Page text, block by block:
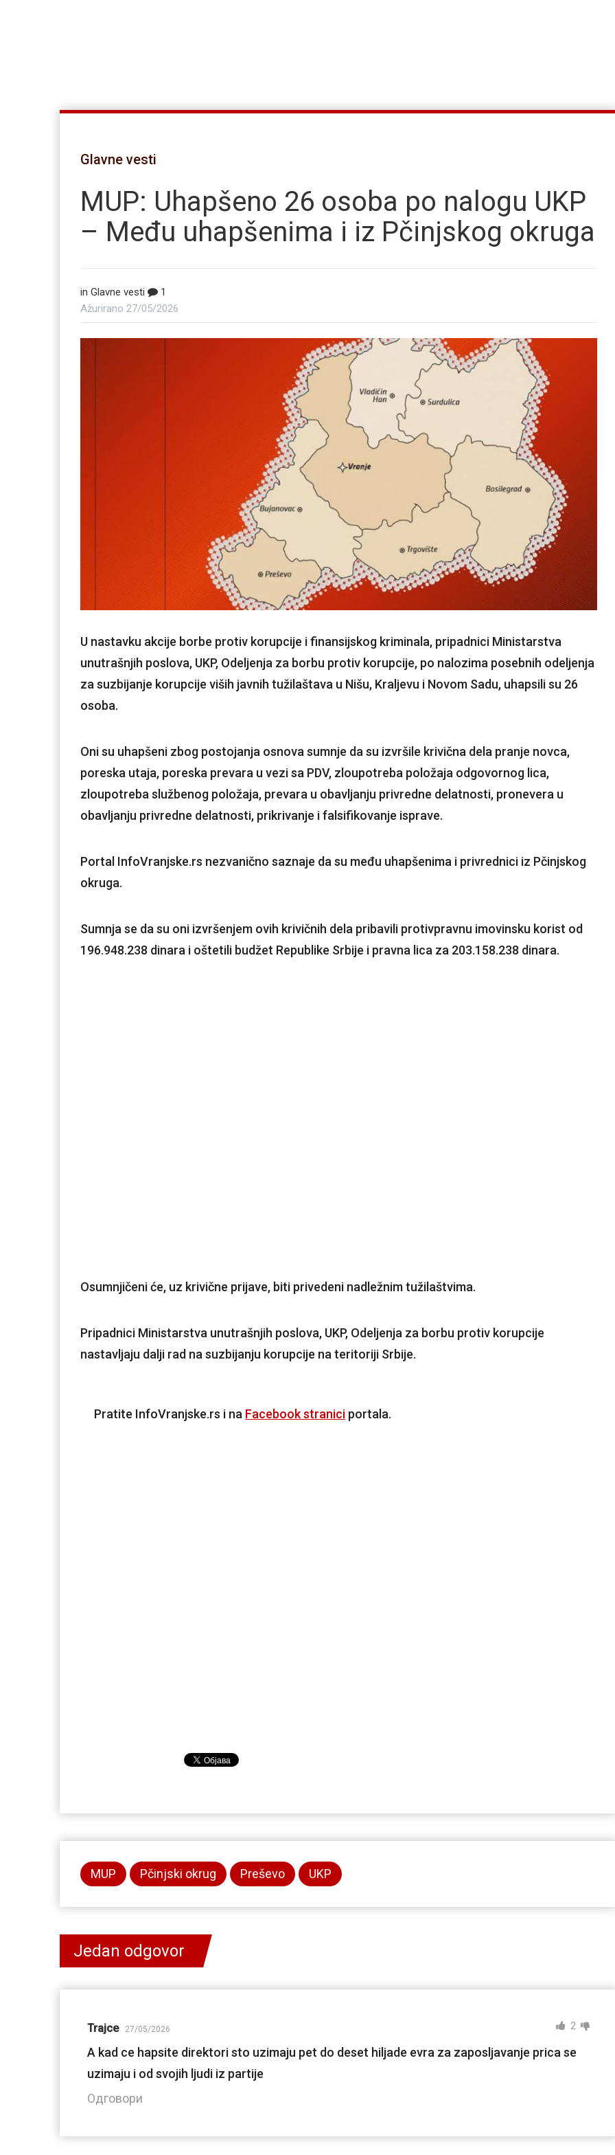
Glavne vesti
MUP: Uhapšeno 26 osoba po nalogu UKP
– Među uhapšenima i iz Pčinjskog okruga
in Glavne vesti
1
Ažurirano 27/05/2026
U nastavku akcije borbe protiv korupcije i finansijskog kriminala, pripadnici Ministarstva
unutrašnjih poslova, UKP, Odeljenja za borbu protiv korupcije, po nalozima posebnih odeljenja
za suzbijanje korupcije viših javnih tužilaštava u Nišu, Kraljevu i Novom Sadu, uhapsili su 26
osoba.
Oni su uhapšeni zbog postojanja osnova sumnje da su izvršile krivična dela pranje novca,
poreska utaja, poreska prevara u vezi sa PDV, zloupotreba položaja odgovornog lica,
zloupotreba službenog položaja, prevara u obavljanju privredne delatnosti, pronevera u
obavljanju privredne delatnosti, prikrivanje i falsifikovanje isprave.
Portal InfoVranjske.rs nezvanično saznaje da su među uhapšenima i privrednici iz Pčinjskog
okruga.
Sumnja se da su oni izvršenjem ovih krivičnih dela pribavili protivpravnu imovinsku korist od
196.948.238 dinara i oštetili budžet Republike Srbije i pravna lica za 203.158.238 dinara.
Osumnjičeni će, uz krivične prijave, biti privedeni nadležnim tužilaštvima.
Pripadnici Ministarstva unutrašnjih poslova, UKP, Odeljenja za borbu protiv korupcije
nastavljaju dalji rad na suzbijanju korupcije na teritoriji Srbije.
Pratite InfoVranjske.rs i na Facebook stranici portala.
MUP Pčinjski okrug Preševo UKP
Jedan odgovor
Trajce 27/05/2026 2
A kad ce hapsite direktori sto uzimaju pet do deset hiljade evra za zaposljavanje prica se
uzimaju i od svojih ljudi iz partije
Одговори